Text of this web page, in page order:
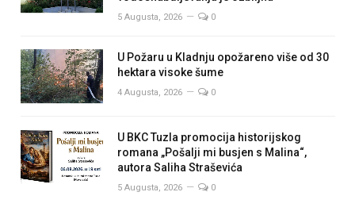
5 Augusta, 2026 0
U Požaru u Kladnju opožareno više od 30
hektara visoke šume
4 Augusta, 2026 0
U BKC Tuzla promocija historijskog
romana „Pošalji mi busjen s Malina“,
autora Saliha Straševića
5 Augusta, 2026 0